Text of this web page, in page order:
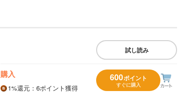
試し読み
購入
1%還元 ：6ポイント獲得
600ポイント
すぐに購入